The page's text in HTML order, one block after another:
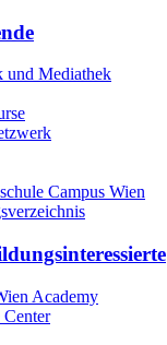
und Mediathek
Campus Wien
Academy
Center